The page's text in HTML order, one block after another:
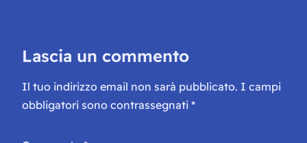
Lascia un commento
Il tuo indirizzo email non sarà pubblicato. I campi
obbligatori sono contrassegnati *